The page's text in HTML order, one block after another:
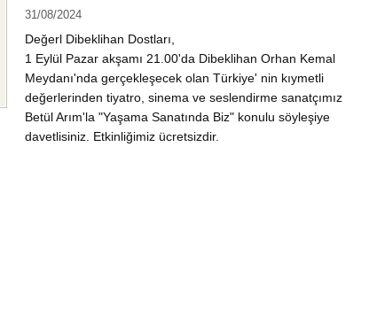
31/08/2024
Değerl Dibeklihan Dostları,
1 Eylül Pazar akşamı 21.00'da Dibeklihan Orhan Kemal
Meydanı'nda gerçekleşecek olan Türkiye' nin kıymetli
değerlerinden tiyatro, sinema ve seslendirme sanatçımız
Betül Arım'la "Yaşama Sanatında Biz" konulu söyleşiye
davetlisiniz. Etkinliğimiz ücretsizdir.